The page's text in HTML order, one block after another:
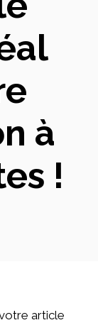
à
!
article